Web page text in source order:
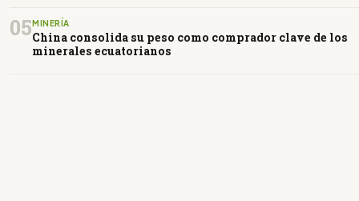
05MINERÍA
China consolida su peso como comprador clave de los
minerales ecuatorianos